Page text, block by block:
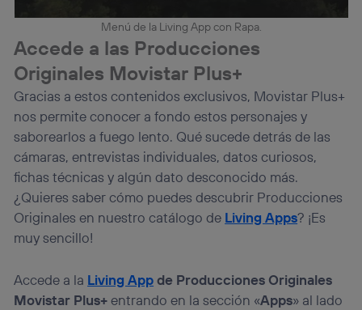
Menú de la Living App con Rapa.
Accede a las Producciones
Originales Movistar Plus+
Gracias a estos contenidos exclusivos, Movistar Plus+
nos permite conocer a fondo estos personajes y
saborearlos a fuego lento. Qué sucede detrás de las
cámaras, entrevistas individuales, datos curiosos,
fichas técnicas y algún dato desconocido más.
¿Quieres saber cómo puedes descubrir Producciones
Originales en nuestro catálogo de Living Apps? ¡Es
muy sencillo!
Accede a la Living Appde Producciones Originales
Movistar Plus+entrando en la sección «Apps» al lado